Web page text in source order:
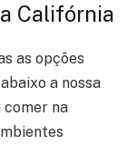
Califórnia
as opções
a nossa
na